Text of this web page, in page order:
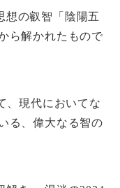
想の叡智「陰陽五
ら解かれたもので
、現代においてな
る、偉大なる智の